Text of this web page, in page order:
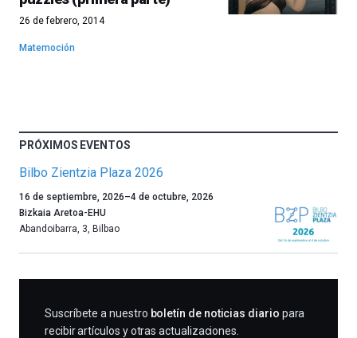
26 de febrero, 2014
Matemoción
PRÓXIMOS EVENTOS
Bilbo Zientzia Plaza 2026
Un
año
más,
16 de septiembre, 2026–4 de octubre, 2026
Bizkaia Aretoa-EHU
Abandoibarra, 3, Bilbao
SUSCRIBIRME
Suscríbete a nuestro boletín de noticias diario para
recibir artículos y otras actualizaciones.